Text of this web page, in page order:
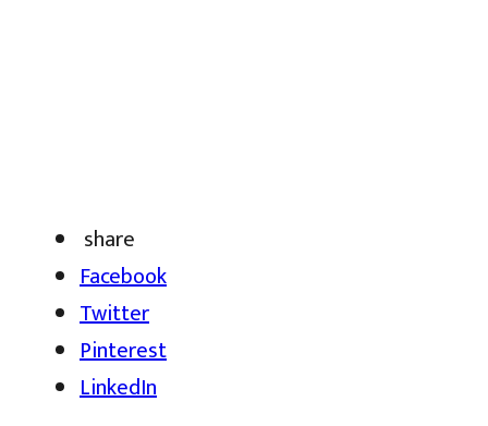
share
Facebook
Twitter
Pinterest
LinkedIn